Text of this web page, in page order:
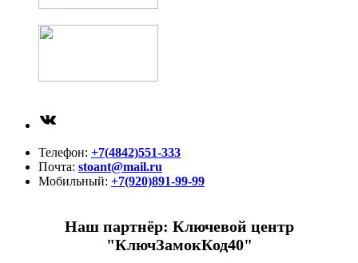
Телефон: +7(4842)551-333
Почта: stoant@mail.ru
Мобильный: +7(920)891-99-99
Наш партнёр: Ключевой центр
"КлючЗамокКод40"